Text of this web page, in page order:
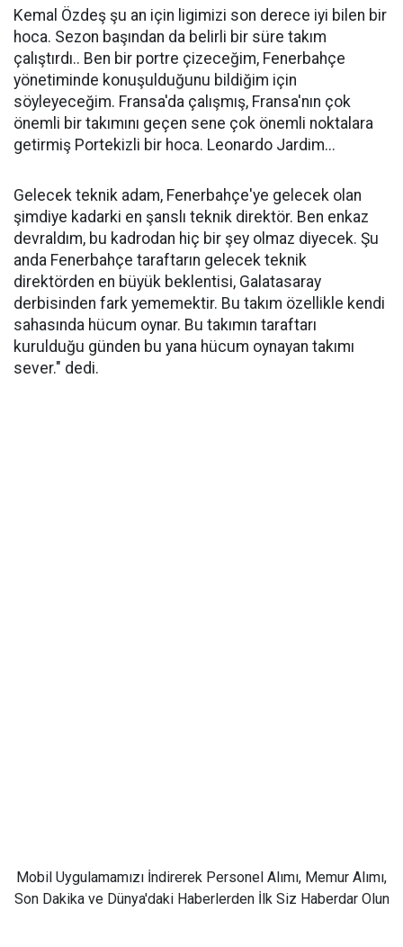
Kemal Özdeş şu an için ligimizi son derece iyi bilen bir
hoca. Sezon başından da belirli bir süre takım
çalıştırdı.. Ben bir portre çizeceğim, Fenerbahçe
yönetiminde konuşulduğunu bildiğim için
söyleyeceğim. Fransa'da çalışmış, Fransa'nın çok
önemli bir takımını geçen sene çok önemli noktalara
getirmiş Portekizli bir hoca. Leonardo Jardim...
Gelecek teknik adam, Fenerbahçe'ye gelecek olan
şimdiye kadarki en şanslı teknik direktör. Ben enkaz
devraldım, bu kadrodan hiç bir şey olmaz diyecek. Şu
anda Fenerbahçe taraftarın gelecek teknik
direktörden en büyük beklentisi, Galatasaray
derbisinden fark yememektir. Bu takım özellikle kendi
sahasında hücum oynar. Bu takımın taraftarı
kurulduğu günden bu yana hücum oynayan takımı
sever." dedi.
Mobil Uygulamamızı İndirerek Personel Alımı, Memur Alımı,
Son Dakika ve Dünya'daki Haberlerden İlk Siz Haberdar Olun